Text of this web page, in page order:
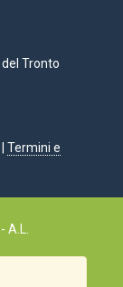
Tronto
Termini e
A.L.